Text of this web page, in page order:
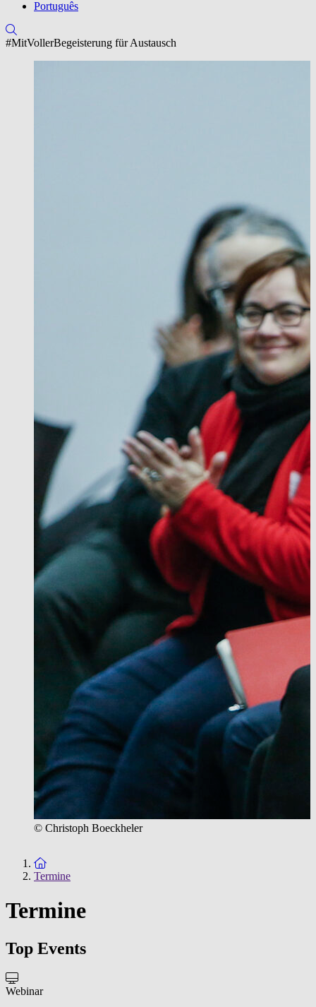
Português
#MitVollerBegeisterung für Austausch
© Christoph Boeckheler
Zur Startseite
Termine
Termine
Top Events
Webinar